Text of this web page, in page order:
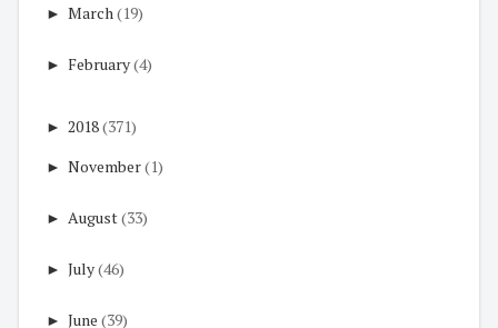
► March (19)
► February(4)
► 2018(371)
► November(1)
► August(33)
► July(46)
► June (39)